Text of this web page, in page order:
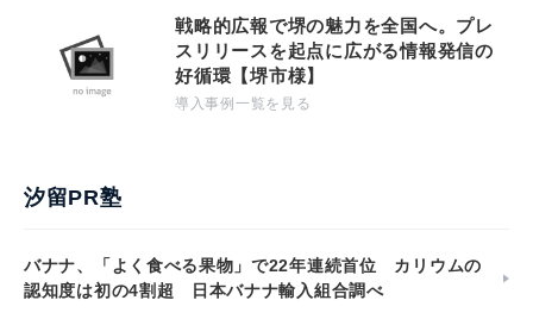
戦略的広報で堺の魅力を全国へ。プレ
スリリースを起点に広がる情報発信の
好循環【堺市様】
導入事例一覧を見る
汐留PR塾
バナナ、「よく食べる果物」で22年連続首位 カリウムの
認知度は初の4割超 日本バナナ輸入組合調べ